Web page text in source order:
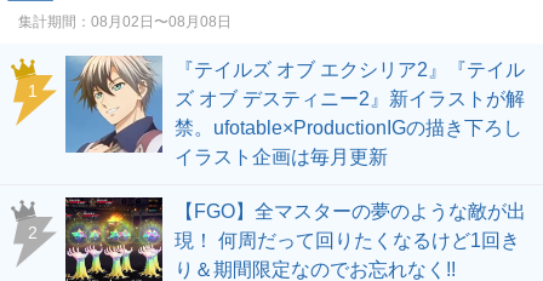
集計期間： 08月02日〜08月08日
1
『テイルズ オブ エクシリア2』『テイル
ズ オブ デスティニー2』新イラストが解
禁。ufotable×ProductionIGの描き下ろし
イラスト企画は毎月更新
2
【FGO】全マスターの夢のような敵が出
現！ 何周だって回りたくなるけど1回き
り＆期間限定なのでお忘れなく!!